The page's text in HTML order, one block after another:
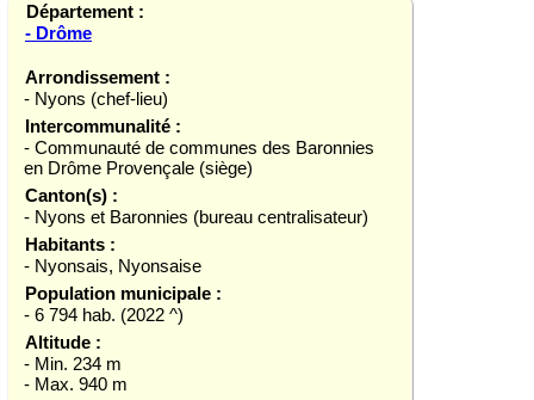
Département :
- Drôme
Arrondissement :
- Nyons (chef-lieu)
Intercommunalité :
- Communauté de communes des Baronnies
en Drôme Provençale (siège)
Canton(s) :
- Nyons et Baronnies (bureau centralisateur)
Habitants :
- Nyonsais, Nyonsaise
Population municipale :
- 6 794 hab. (2022 ^)
Altitude :
- Min. 234 m
- Max. 940 m